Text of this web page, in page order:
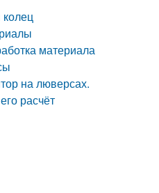
колец
материала
на люверсах.
расчёт